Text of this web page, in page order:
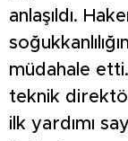
anlaşıldı.
müdahale
teknik
ilk yardımı